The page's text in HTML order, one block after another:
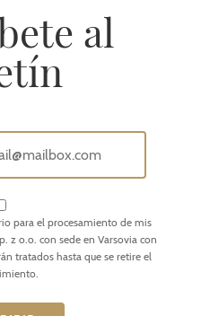
al
para el procesamiento de mis
z o.o. con sede en Varsovia con
tratados hasta que se retire el